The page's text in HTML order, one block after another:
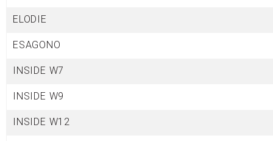
ELODIE
ESAGONO
INSIDE W7
INSIDE W9
INSIDE W12